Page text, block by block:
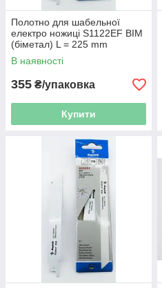
Полотно для шабельної
електро ножиці S1122EF BIM
(біметал) L = 225 mm
В наявності
355 ₴/упаковка
Купити